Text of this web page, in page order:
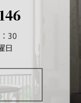
30
日